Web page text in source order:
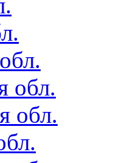
обл.
обл.